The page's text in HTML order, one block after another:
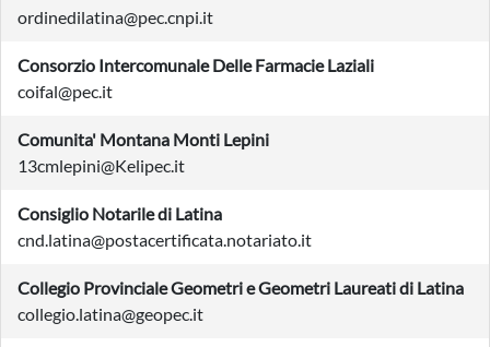
ordinedilatina@pec.cnpi.it
Consorzio Intercomunale Delle Farmacie Laziali
coifal@pec.it
Comunita' Montana Monti Lepini
13cmlepini@Kelipec.it
Consiglio Notarile di Latina
cnd.latina@postacertificata.notariato.it
Collegio Provinciale Geometri e Geometri Laureati di Latina
collegio.latina@geopec.it